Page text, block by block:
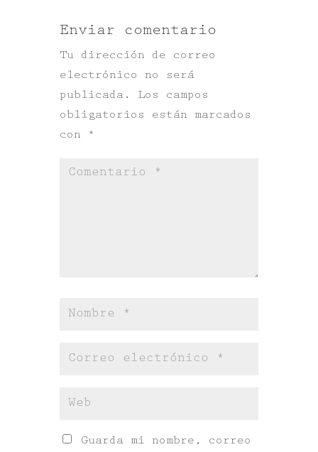
Enviar comentario
Tu dirección de correo
electrónico no será
publicada.
Los campos
obligatorios están marcados
con
*
Guarda mi nombre, correo